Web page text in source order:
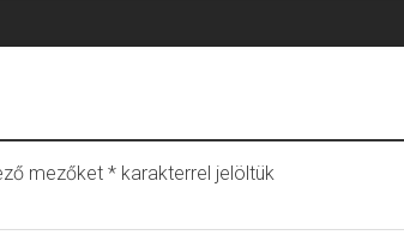
mezőket * karakterrel jelöltük